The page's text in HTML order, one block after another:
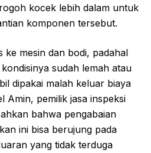
kocek lebih dalam untuk
komponen tersebut.
mesin dan bodi, padahal
sudah lemah atau
dipakai malah keluar biaya
Amin, pemilik jasa inspeksi
bahwa pengabaian
ini bisa berujung pada
yang tidak terduga